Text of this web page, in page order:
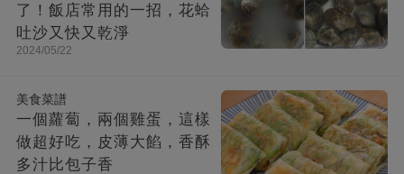
了！飯店常用的一招，花蛤
吐沙又快又乾淨
2024/05/22
美食菜譜
一個蘿蔔，兩個雞蛋，這樣
做超好吃，皮薄大餡，香酥
多汁比包子香